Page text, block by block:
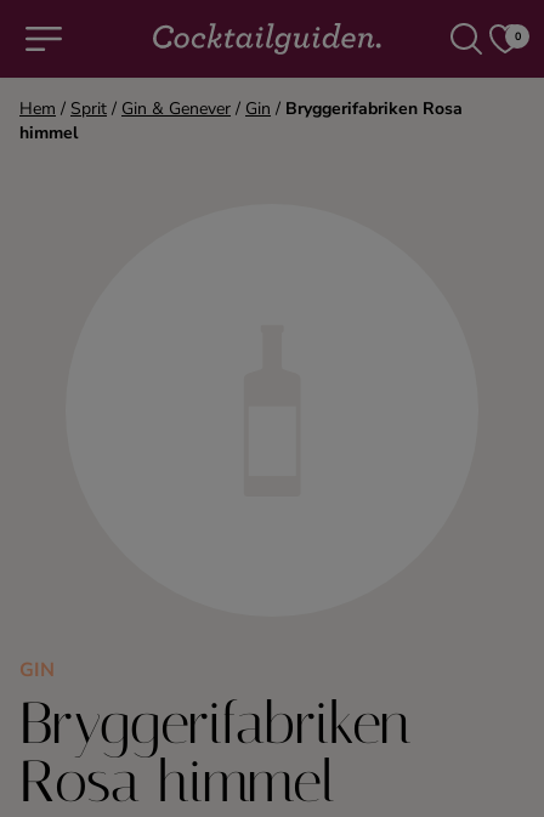
0
COCKTAILS & DRINKAR
Rom
Hem / Sprit / Gin & Genever / Gin / Bryggerifabriken Rosa
himmel
GIN
Bryggerifabriken
Rosa himmel